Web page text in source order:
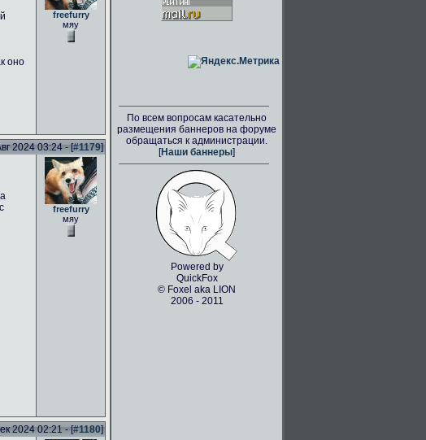
оно
freefurry
мяу
2024 03:24 - [#1179]
freefurry
мяу
2024 02:21 - [#1180]
По всем вопросам касательно
размещения баннеров на форуме
обращаться к администрации.
[Наши баннеры]
Powered by
QuickFox
© Foxel aka LION
2006 - 2011